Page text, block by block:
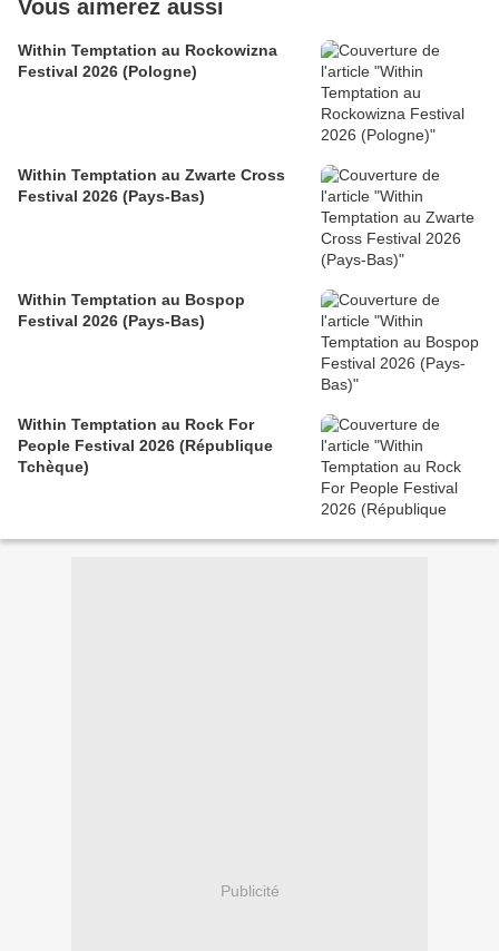
Vous aimerez aussi
Within Temptation au Rockowizna
Festival 2026 (Pologne)
Within Temptation au Zwarte Cross
Festival 2026 (Pays-Bas)
Within Temptation au Bospop
Festival 2026 (Pays-Bas)
Within Temptation au Rock For
People Festival 2026 (République
Tchèque)
Publicité